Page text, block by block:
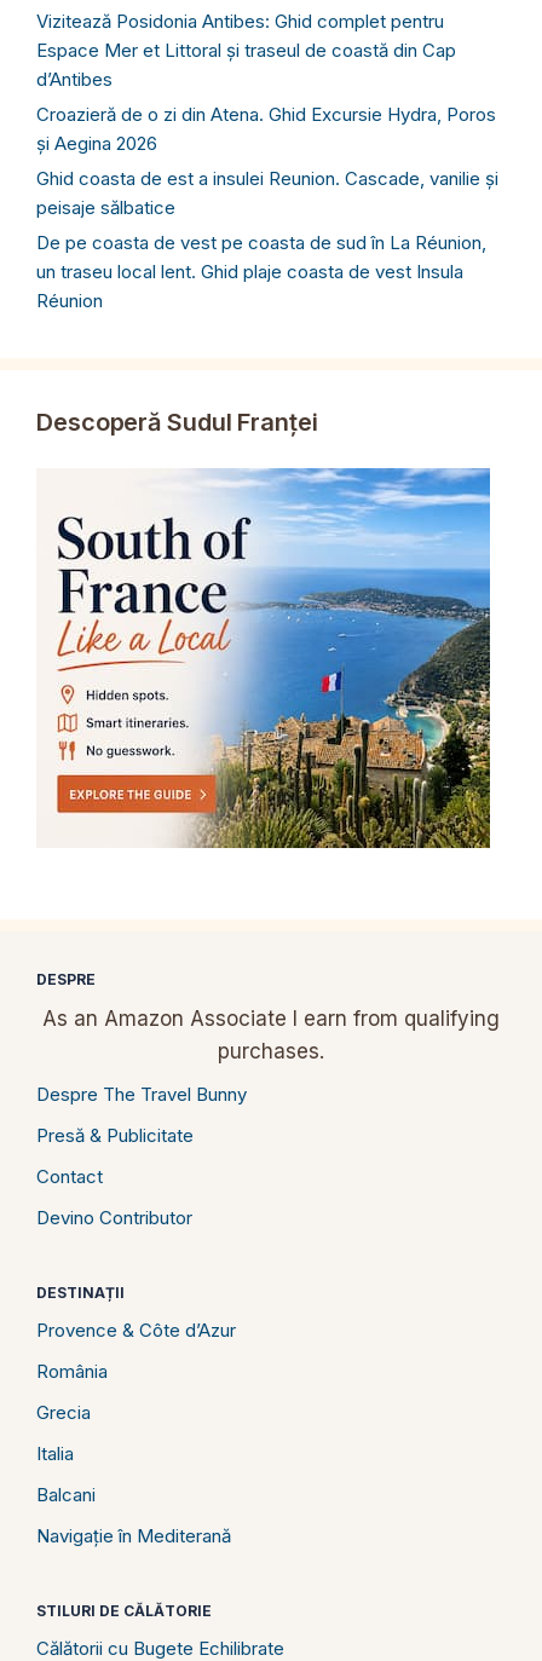
Vizitează Posidonia Antibes: Ghid complet pentru
Espace Mer et Littoral și traseul de coastă din Cap
d’Antibes
Croazieră de o zi din Atena. Ghid Excursie Hydra, Poros
și Aegina 2026
Ghid coasta de est a insulei Reunion. Cascade, vanilie și
peisaje sălbatice
De pe coasta de vest pe coasta de sud în La Réunion,
un traseu local lent. Ghid plaje coasta de vest Insula
Réunion
Descoperă Sudul Franței
DESPRE
As an Amazon Associate I earn from qualifying
purchases.
Despre The Travel Bunny
Presă & Publicitate
Contact
Devino Contributor
DESTINAȚII
Provence & Côte d’Azur
România
Grecia
Italia
Balcani
Navigație în Mediterană
STILURI DE CĂLĂTORIE
Călătorii cu Bugete Echilibrate